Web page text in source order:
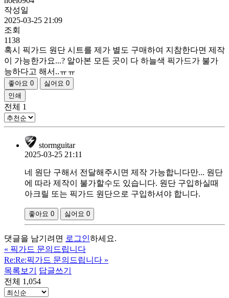
작성일
2025-03-25 21:09
조회
1138
혹시 픽가드 원단 시트를 제가 별도 구매하여 지참한다면 제작
이 가능한가요...? 알아본 모든 곳이 다 하늘색 픽가드가 불가
능하다고 해서..ㅠㅠ
좋아요 0 싫어요 0
인쇄
전체 1
stormguitar
2025-03-25 21:11
네 원단 구해서 전달해주시면 제작 가능합니다만... 원단
에 따라 제작이 불가할수도 있습니다. 원단 구입하실때
아크릴 또는 픽가드 원단으로 구입하셔야 합니다.
좋아요 0 싫어요 0
댓글을 남기려면 로그인하세요.
« 픽가드 문의드립니다
Re:Re:픽가드 문의드립니다 »
목록보기
답글쓰기
전체 1,054